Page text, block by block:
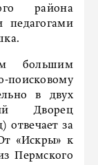
района
большим
поисковому
в двух
Дворец
отвечает за
«Искры» к
Пермского